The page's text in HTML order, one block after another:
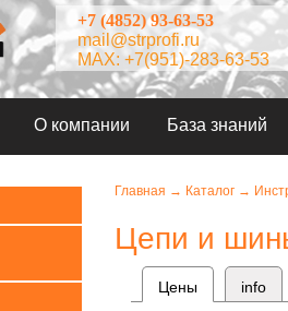
+7 (4852) 93-63-53
mail@strprofi.ru
MAX: +7(951)-283-63-53
О компании База знаний
Главная → Каталог →
Цепи и
Цены info